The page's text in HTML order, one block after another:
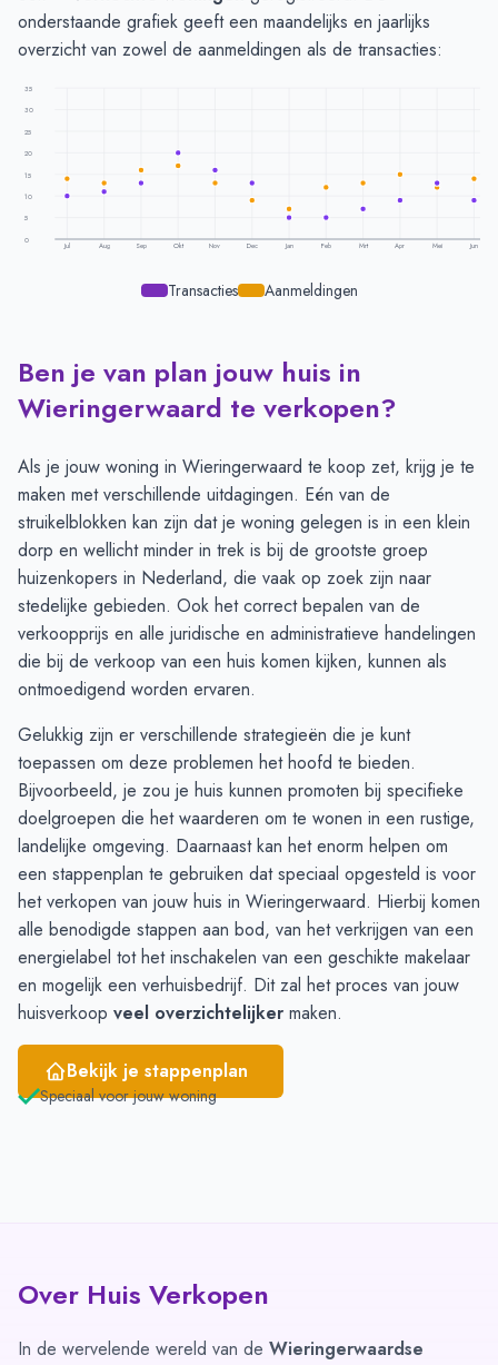
onderstaande grafiek geeft een maandelijks en jaarlijks
overzicht van zowel de aanmeldingen als de transacties:
35
30
25
20
15
10
5
0
Jul Aug Sep Okt Nov Dec Jan Feb Mrt Apr Mei Jun
Transacties Aanmeldingen
Transacties en aanmeldingen per maand - Wieringerwaard
Maand
Transacties
Aanmeldingen
Juli
10
14
Augustus
September
13
16
Oktober
November
16
13
December
13
9
Januari
5
7
Februari
5
12
Maart
7
13
April
9
Juni
9 14
Ben je van plan jouw huis in
Wieringerwaard te verkopen?
Als je jouw woning in Wieringerwaard te koop zet, krijg je te
maken met verschillende uitdagingen. Eén van de
struikelblokken kan zijn dat je woning gelegen is in een klein
dorp en wellicht minder in trek is bij de grootste groep
huizenkopers in Nederland, die vaak op zoek zijn naar
stedelijke gebieden. Ook het correct bepalen van de
verkoopprijs en alle juridische en administratieve handelingen
die bij de verkoop van een huis komen kijken, kunnen als
ontmoedigend worden ervaren.
Gelukkig zijn er verschillende strategieën die je kunt
toepassen om deze problemen het hoofd te bieden.
Bijvoorbeeld, je zou je huis kunnen promoten bij specifieke
doelgroepen die het waarderen om te wonen in een rustige,
landelijke omgeving. Daarnaast kan het enorm helpen om
een stappenplan te gebruiken dat speciaal opgesteld is voor
het verkopen van jouw huis in Wieringerwaard. Hierbij komen
alle benodigde stappen aan bod, van het verkrijgen van een
energielabel tot het inschakelen van een geschikte makelaar
en mogelijk een verhuisbedrijf. Dit zal het proces van jouw
huisverkoop veel overzichtelijker maken.
Bekijk je stappenplan
Speciaal voor jouw woning
Over Huis Verkopen
In de wervelende wereld van de Wieringerwaardse